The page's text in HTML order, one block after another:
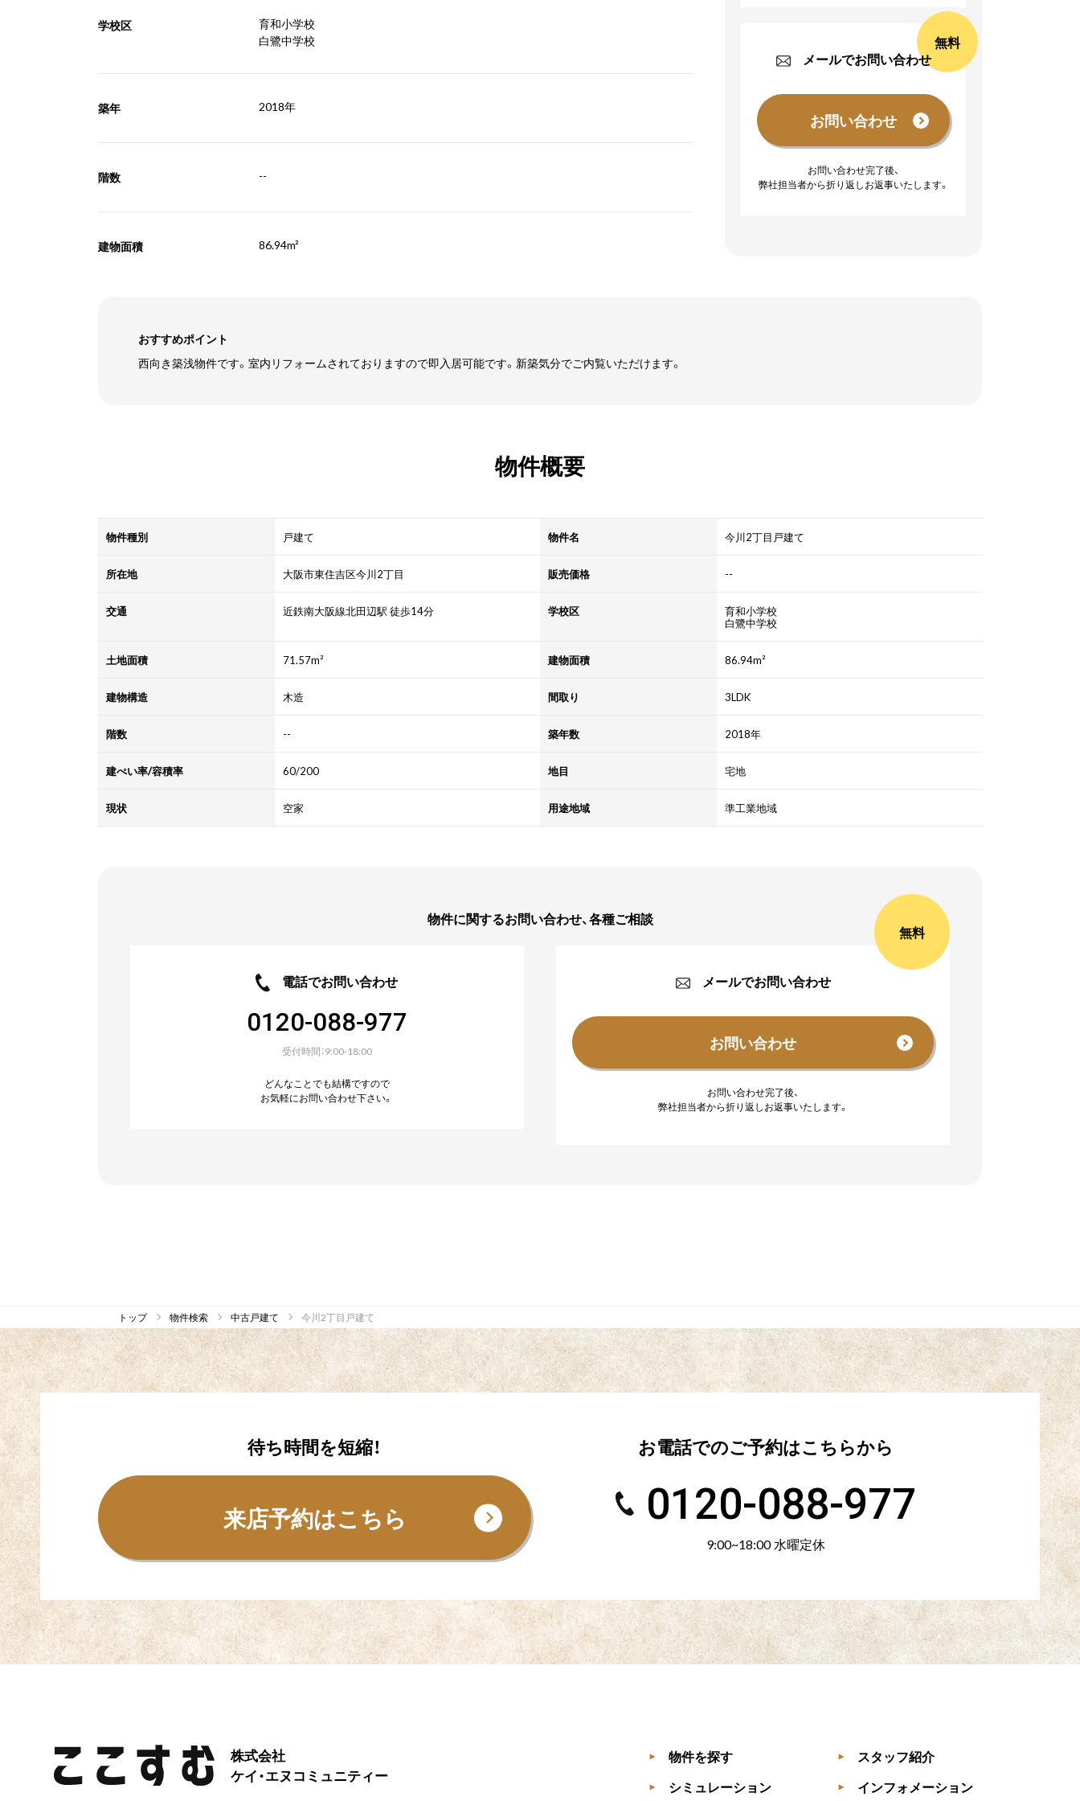
学校区
育和小学校
白鷺中学校
築年 2018年
階数 --
建物面積 86.94m²
無料
メールでお問い合わせ
お問い合わせ完了後、
弊社担当者から折り返しお返事いたします。
おすすめポイント
西向き築浅物件です。室内リフォームされておりますので即入居可能です。新築気分でご内覧いただけます。
物件概要
物件種別 戸建て 物件名 今川2丁目戸建て
所在地 大阪市東住吉区今川2丁目 販売価格 --
交通 近鉄南大阪線北田辺駅 徒歩14分 学校区 育和小学校
白鷺中学校
土地面積 71.57m² 建物面積 86.94m²
建物構造 木造 間取り 3LDK
階数 -- 築年数 2018年
建ぺい率/容積率 60/200 地目 宅地
現状 空家 用途地域 準工業地域
物件に関するお問い合わせ、各種ご相談
電話でお問い合わせ
0120-088-977
受付時間：9:00-18:00
どんなことでも結構ですので
お気軽にお問い合わせ下さい。
無料
メールでお問い合わせ
お問い合わせ完了後、
弊社担当者から折り返しお返事いたします。
トップ 物件検索 中古戸建て 今川2丁目戸建て
待ち時間を短縮！
来店予約はこちら
お電話でのご予約はこちらから
0120-088-977
9:00~18:00 水曜定休
株式会社
ケイ・エヌコミュニティー
▶ 物件を探す
▶ シミュレーション
▶ スタッフ紹介
▶ インフォメーション